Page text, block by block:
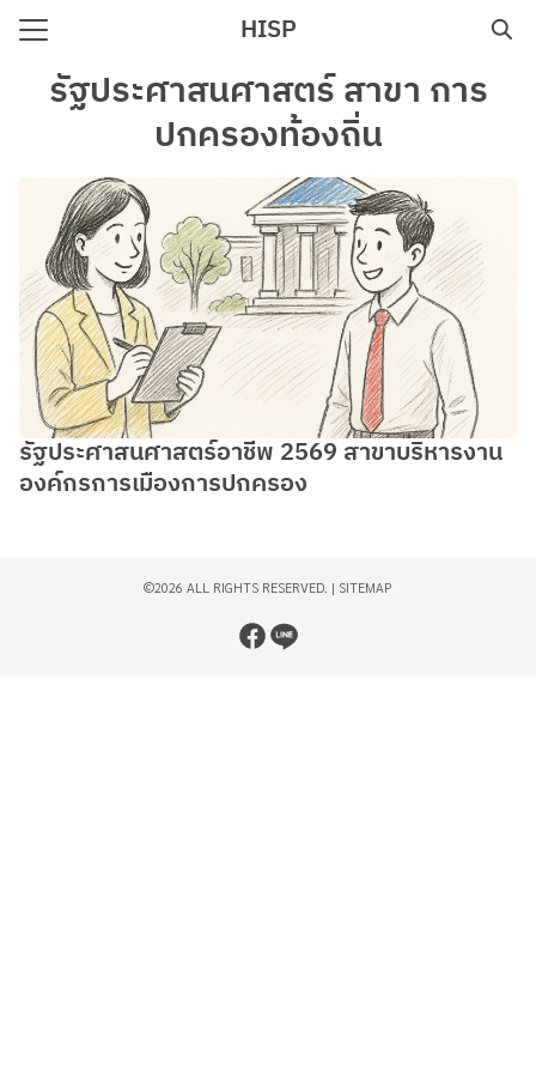
Skip
content
HISP
Searchรัฐประศาสนศาสตร์ สาขา การ
ปกครองท้องถิ่น
รัฐประศาสนศาสตร์อาชีพ 2569 สาขาบริหารงาน
องค์กรการเมืองการปกครอง
©2026 ALL RIGHTS RESERVED. | SITEMAP